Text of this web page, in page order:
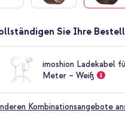
Sie Ihre
imoshion Ladekabel
Meter – Weiß
Kombinationsangebote